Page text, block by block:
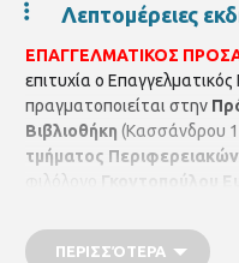
Λεπτομέρειες
ΕΠΑΓΓΕΛΜΑΤΙΚΟΣ
επιτυχία ο
πραγματοποιείται στην
Βιβλιοθήκη (Κασσάνδρου
τμήματος
φιλόλογο
Γκοντοπούλου
Δες ποιο επάγγελμα σου
ΠΕΡΙΣΣΌΤΕΡΑ